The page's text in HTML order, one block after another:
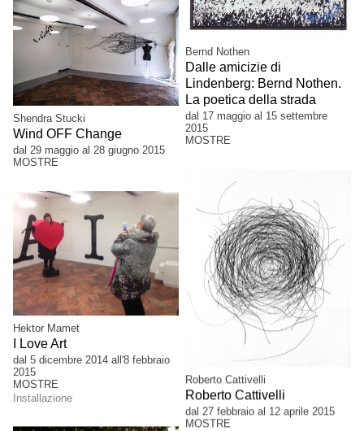
Bernd Nothen
Dalle amicizie di
Lindenberg: Bernd Nothen.
La poetica della strada
dal 17 maggio al 15 settembre
2015
MOSTRE
Shendra Stucki
Wind OFF Change
dal 29 maggio al 28 giugno 2015
MOSTRE
Roberto Cattivelli
Roberto Cattivelli
dal 27 febbraio al 12 aprile 2015
MOSTRE
Hektor Mamet
I Love Art
dal 5 dicembre 2014 all'8 febbraio
2015
MOSTRE
Installazione